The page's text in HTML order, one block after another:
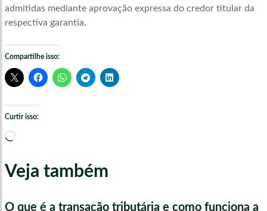
admitidas mediante aprovação expressa do credor titular da
respectiva garantia.
Compartilhe isso:
Curtir isso:
Carregando...
Veja também
O que é a transação tributária e como funciona a